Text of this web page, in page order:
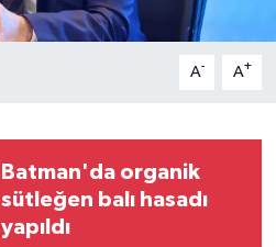
A- A+
Batman'da organik
sütleğen balı hasadı
yapıldı